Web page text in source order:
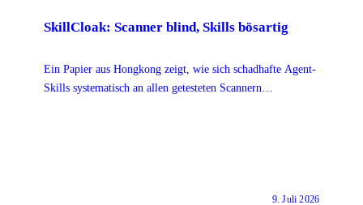
SkillCloak: Scanner blind, Skills bösartig
Ein Papier aus Hongkong zeigt, wie sich schadhafte Agent-
Skills systematisch an allen getesteten Scannern
9. Juli 2026